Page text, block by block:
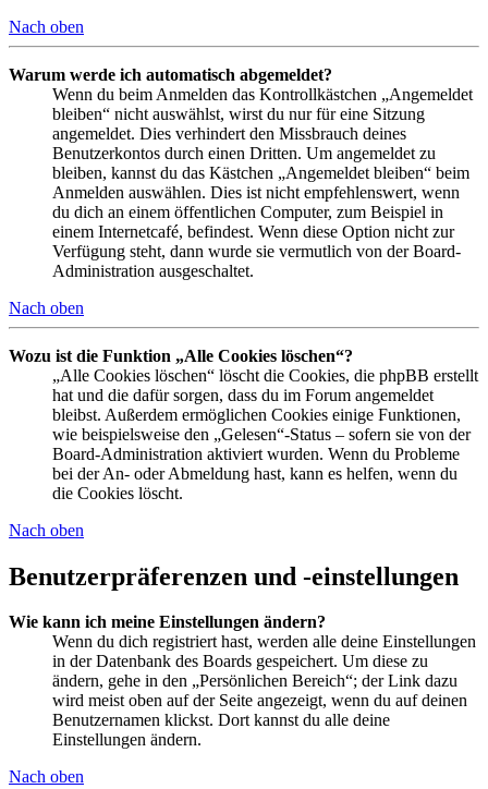
Nach oben
Warum werde ich automatisch abgemeldet?
Wenn du beim Anmelden das Kontrollkästchen „Angemeldet
bleiben“ nicht auswählst, wirst du nur für eine Sitzung
angemeldet. Dies verhindert den Missbrauch deines
Benutzerkontos durch einen Dritten. Um angemeldet zu
bleiben, kannst du das Kästchen „Angemeldet bleiben“ beim
Anmelden auswählen. Dies ist nicht empfehlenswert, wenn
du dich an einem öffentlichen Computer, zum Beispiel in
einem Internetcafé, befindest. Wenn diese Option nicht zur
Verfügung steht, dann wurde sie vermutlich von der Board-
Administration ausgeschaltet.
Nach oben
Wozu ist die Funktion „Alle Cookies löschen“?
„Alle Cookies löschen“ löscht die Cookies, die phpBB erstellt
hat und die dafür sorgen, dass du im Forum angemeldet
bleibst. Außerdem ermöglichen Cookies einige Funktionen,
wie beispielsweise den „Gelesen“-Status – sofern sie von der
Board-Administration aktiviert wurden. Wenn du Probleme
bei der An- oder Abmeldung hast, kann es helfen, wenn du
die Cookies löscht.
Nach oben
Benutzerpräferenzen und -einstellungen
Wie kann ich meine Einstellungen ändern?
Wenn du dich registriert hast, werden alle deine Einstellungen
in der Datenbank des Boards gespeichert. Um diese zu
ändern, gehe in den „Persönlichen Bereich“; der Link dazu
wird meist oben auf der Seite angezeigt, wenn du auf deinen
Benutzernamen klickst. Dort kannst du alle deine
Einstellungen ändern.
Nach oben